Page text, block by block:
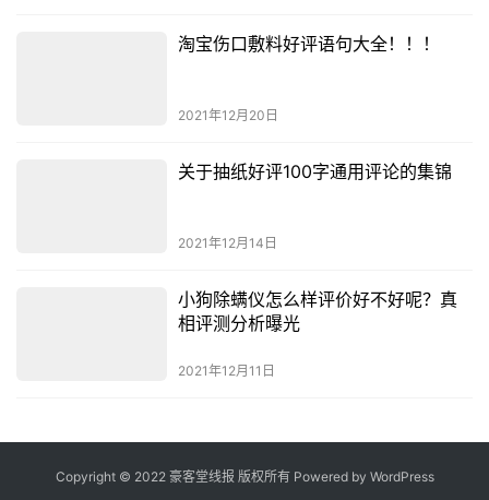
淘宝伤口敷料好评语句大全！！！
2021年12月20日
关于抽纸好评100字通用评论的集锦
2021年12月14日
小狗除螨仪怎么样评价好不好呢？真
相评测分析曝光
2021年12月11日
Copyright © 2022 豪客堂线报 版权所有 Powered by WordPress